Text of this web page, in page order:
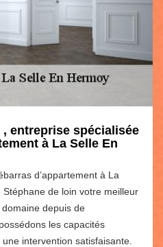
entreprise spécialisée
à La Selle En
d’appartement à La
Stéphane de loin votre meilleur
depuis de
les capacités
intervention satisfaisante.